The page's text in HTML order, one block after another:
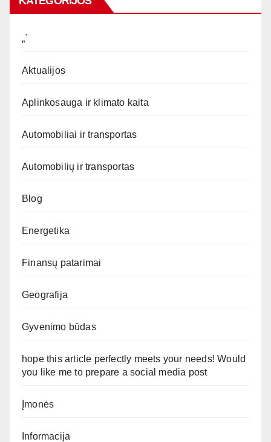
„`
Aktualijos
Aplinkosauga ir klimato kaita
Automobiliai ir transportas
Automobilių ir transportas
Blog
Energetika
Finansų patarimai
Geografija
Gyvenimo būdas
hope this article perfectly meets your needs! Would
you like me to prepare a social media post
Įmonės
Informacija